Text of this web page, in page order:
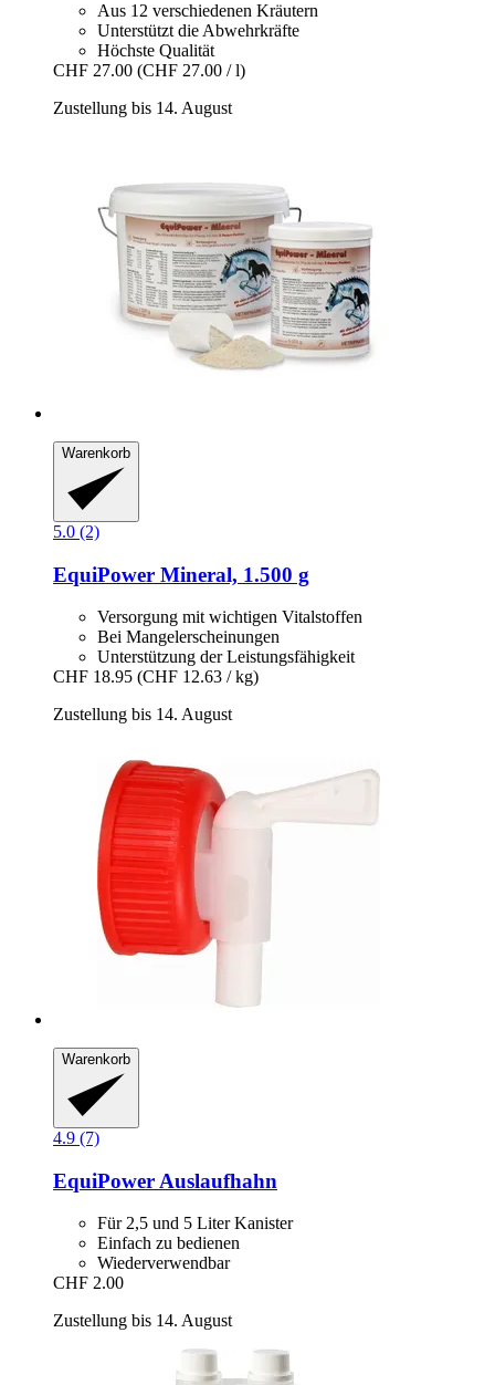
Aus 12 verschiedenen Kräutern
Unterstützt die Abwehrkräfte
Höchste Qualität
CHF 27.00 (CHF 27.00 / l)
Zustellung bis 14. August
Warenkorb
5.0 (2)
EquiPower Mineral, 1.500 g
Versorgung mit wichtigen Vitalstoffen
Bei Mangelerscheinungen
Unterstützung der Leistungsfähigkeit
CHF 18.95 (CHF 12.63 / kg)
Zustellung bis 14. August
Warenkorb
4.9 (7)
EquiPower Auslaufhahn
Für 2,5 und 5 Liter Kanister
Einfach zu bedienen
Wiederverwendbar
CHF 2.00
Zustellung bis 14. August